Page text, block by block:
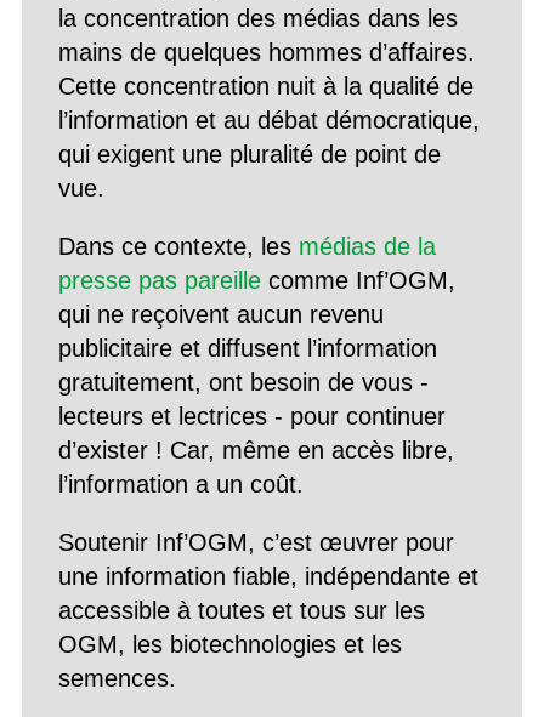
la concentration des médias dans les
mains de quelques hommes d’affaires.
Cette concentration nuit à la qualité de
l’information et au débat démocratique,
qui exigent une pluralité de point de
vue.
Dans ce contexte, les médias de la
presse pas pareillecomme Inf’OGM,
qui ne reçoivent aucun revenu
publicitaire et diffusent l’information
gratuitement, ont besoin de vous -
lecteurs et lectrices - pour continuer
d’exister ! Car, même en accès libre,
l’information a un coût.
Soutenir Inf’OGM, c’est œuvrer pour
une information fiable, indépendante et
accessible à toutes et tous sur les
OGM, les biotechnologies et les
semences.